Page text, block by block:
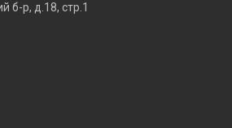
б-р, д.18, стр.1